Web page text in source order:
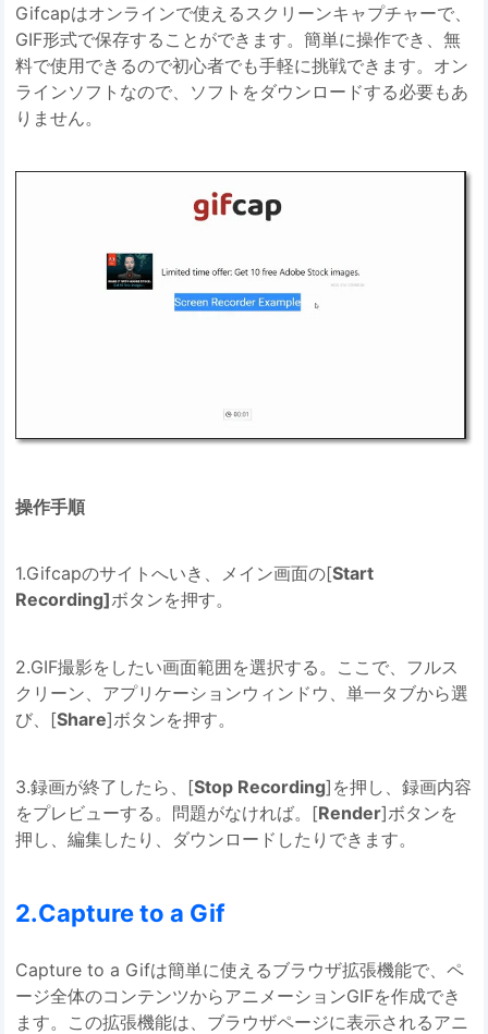
Gifcapはオンラインで使えるスクリーンキャプチャーで、
GIF形式で保存することができます。簡単に操作でき、無
料で使用できるので初心者でも手軽に挑戦できます。オン
ラインソフトなので、ソフトをダウンロードする必要もあ
りません。
操作手順
1.Gifcapのサイトへいき、メイン画面の[Start
Recording]ボタンを押す。
2.GIF撮影をしたい画面範囲を選択する。ここで、フルス
クリーン、アプリケーションウィンドウ、単一タブから選
び、[Share]ボタンを押す。
3.録画が終了したら、[Stop Recording]を押し、録画内容
をプレビューする。問題がなければ。[Render]ボタンを
押し、編集したり、ダウンロードしたりできます。
2.Capture to a Gif
Capture to a Gifは簡単に使えるブラウザ拡張機能で、ペ
ージ全体のコンテンツからアニメーションGIFを作成でき
ます。この拡張機能は、ブラウザページに表示されるアニ